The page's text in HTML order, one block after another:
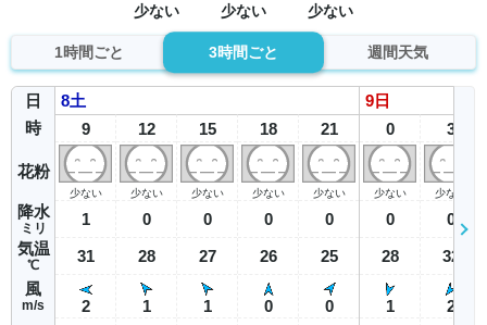
少ない 少ない 少ない
1時間ごと 3時間ごと 週間天気
日
時
花粉
降水
ミリ
気温
℃
風
m/s
8土
9
少ない
1
31
2
12
少ない
0
28
1
15
少ない
0
27
1
18
少ない
0
26
0
21
少ない
0
25
0
9 日
0
少ない
0
28
1
3
少ない
0
32
2